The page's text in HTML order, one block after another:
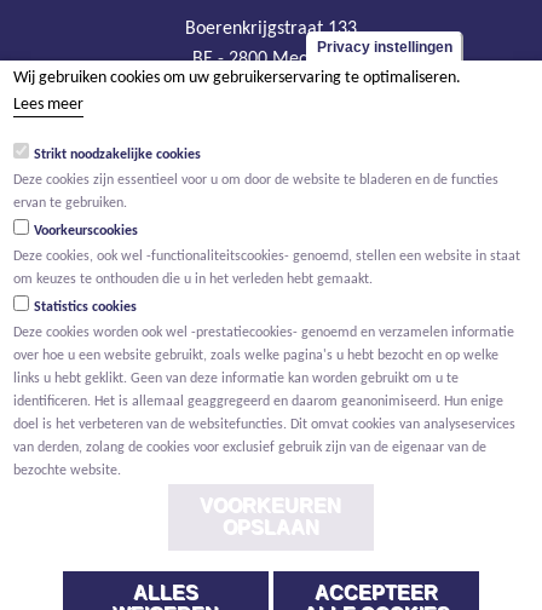
Boerenkrijgstraat 133
BE - 2800 Mechelen
tel +32 15 569 965
BTW BE 0466.256.432
Privacy Cookies Melding klokkenluider
Privacy instellingen
Wij gebruiken cookies om uw gebruikerservaring te optimaliseren.
Lees meer
Strikt noodzakelijke cookies
Deze cookies zijn essentieel voor u om door de website te bladeren en de functies
ervan te gebruiken.
Voorkeurscookies
Deze cookies, ook wel -functionaliteitscookies- genoemd, stellen een website in staat
om keuzes te onthouden die u in het verleden hebt gemaakt.
Statistics cookies
Deze cookies worden ook wel -prestatiecookies- genoemd en verzamelen informatie
over hoe u een website gebruikt, zoals welke pagina's u hebt bezocht en op welke
links u hebt geklikt. Geen van deze informatie kan worden gebruikt om u te
identificeren. Het is allemaal geaggregeerd en daarom geanonimiseerd. Hun enige
doel is het verbeteren van de websitefuncties. Dit omvat cookies van analyseservices
van derden, zolang de cookies voor exclusief gebruik zijn van de eigenaar van de
bezochte website.
VOORKEUREN
OPSLAAN
ALLES
ACCEPTEER